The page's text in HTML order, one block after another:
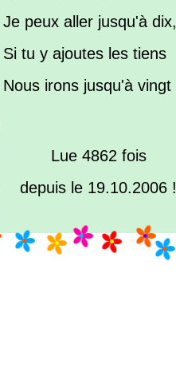
Je peux aller jusqu'à dix,
Si tu y ajoutes les tiens
Nous irons jusqu'à vingt
Lue 4862 fois
depuis le 19.10.2006 !